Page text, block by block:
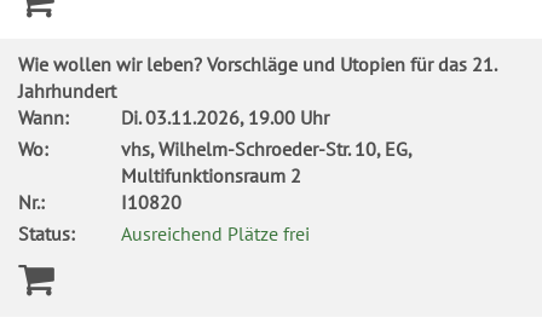
Wie wollen wir leben? Vorschläge und Utopien für das 21.
Jahrhundert
Wann:
Di.03.11.2026, 19.00 Uhr
Wo:
vhs, Wilhelm-Schroeder-Str. 10, EG,
Multifunktionsraum 2
Nr.:
I10820
Status:
Ausreichend Plätze frei